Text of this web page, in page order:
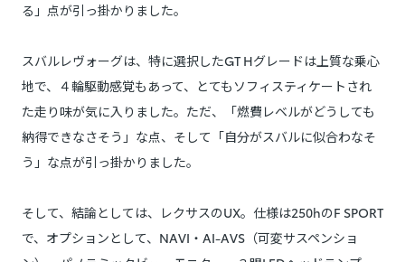
る」点が引っ掛かりました。
スバルレヴォーグは、特に選択したGT Hグレードは上質な乗心
地で、４輪駆動感覚もあって、とてもソフィスティケートされ
た走り味が気に入りました。ただ、「燃費レベルがどうしても
納得できなさそう」な点、そして「自分がスバルに似合わなそ
う」な点が引っ掛かりました。
そして、結論としては、レクサスのUX。仕様は250hのF SPORT
で、オプションとして、NAVI・AI-AVS（可変サスペンショ